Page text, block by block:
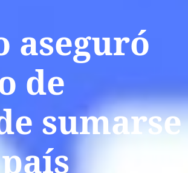
aseguró
de
sumarse